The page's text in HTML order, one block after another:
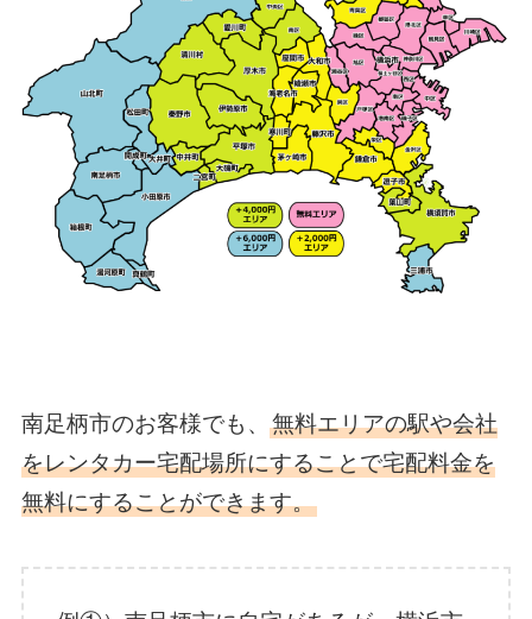
南足柄市のお客様でも、 無料エリアの駅や会社
をレンタカー宅配場所にすることで宅配料金を
無料にすることができます。